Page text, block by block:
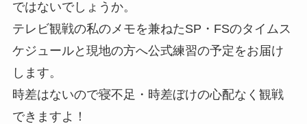
ではないでしょうか。
テレビ観戦の私のメモを兼ねたSP・FSのタイムス
ケジュールと現地の方へ公式練習の予定をお届け
します。
時差はないので寝不足・時差ぼけの心配なく観戦
できますよ！